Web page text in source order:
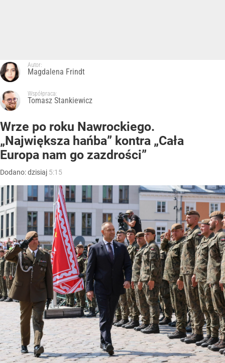
Autor:
Magdalena Frindt
Współpraca:
Tomasz Stankiewicz
Wrze po roku Nawrockiego.
„Największa hańba” kontra „Cała
Europa nam go zazdrości”
Dodano:dzisiaj 5:15